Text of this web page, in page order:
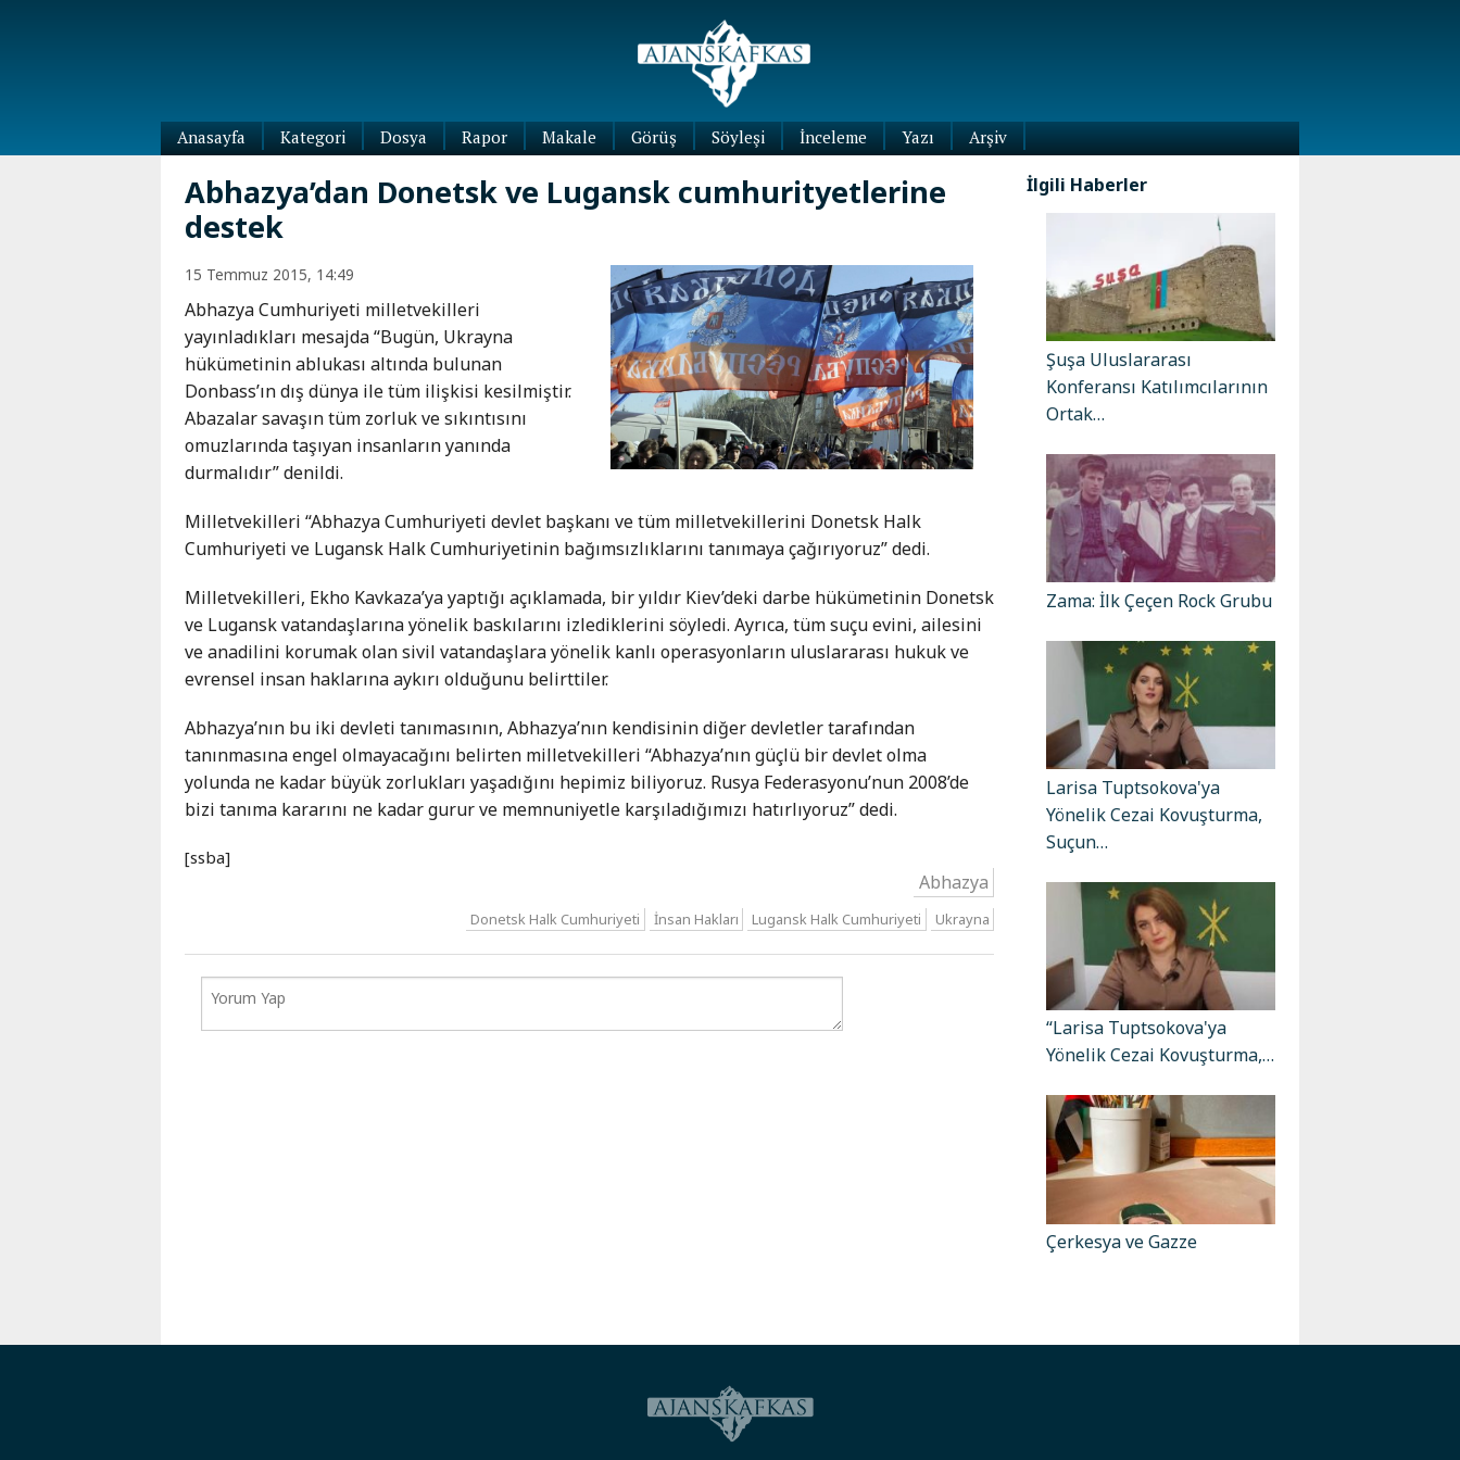
Anasayfa
Kategori
Dünya
Kafkasya
Adıgey
Çeçenya
Dağıstan
Güney
Osetya
İnguşetya
Kabardey-
Balkar
Çerkes
Krasnodar
Kray
Kuzey
Osetya
Stavropol
Ötesi
Azerbaycan
Ermenistan
Gürcistan
Dosya Rapor Makale Görüş Söyleşi İnceleme
Yazı
Yazıları
Arşiv
Abhazya’dan Donetsk ve Lugansk cumhurityetlerine
destek
15 Temmuz 2015, 14:49
Abhazya Cumhuriyeti milletvekilleri
yayınladıkları mesajda “Bugün, Ukrayna
hükümetinin ablukası altında bulunan
Donbass’ın dış dünya ile tüm ilişkisi kesilmiştir.
Abazalar savaşın tüm zorluk ve sıkıntısını
omuzlarında taşıyan insanların yanında
durmalıdır” denildi.
Milletvekilleri “Abhazya Cumhuriyeti devlet başkanı ve tüm milletvekillerini Donetsk Halk
Cumhuriyeti ve Lugansk Halk Cumhuriyetinin bağımsızlıklarını tanımaya çağırıyoruz” dedi.
Milletvekilleri, Ekho Kavkaza’ya yaptığı açıklamada, bir yıldır Kiev’deki darbe hükümetinin Donetsk
ve Lugansk vatandaşlarına yönelik baskılarını izlediklerini söyledi. Ayrıca, tüm suçu evini, ailesini
ve anadilini korumak olan sivil vatandaşlara yönelik kanlı operasyonların uluslararası hukuk ve
evrensel insan haklarına aykırı olduğunu belirttiler.
Abhazya’nın bu iki devleti tanımasının, Abhazya’nın kendisinin diğer devletler tarafından
tanınmasına engel olmayacağını belirten milletvekilleri “Abhazya’nın güçlü bir devlet olma
yolunda ne kadar büyük zorlukları yaşadığını hepimiz biliyoruz. Rusya Federasyonu’nun 2008’de
bizi tanıma kararını ne kadar gurur ve memnuniyetle karşıladığımızı hatırlıyoruz” dedi.
[ssba]
Abhazya
Donetsk Halk Cumhuriyeti İnsan Hakları Lugansk Halk Cumhuriyeti Ukrayna
İlgili Haberler
Şuşa Uluslararası
Konferansı Katılımcılarının
Ortak…
Zama: İlk Çeçen Rock Grubu
Larisa Tuptsokova'ya
Yönelik Cezai Kovuşturma,
Suçun…
“Larisa Tuptsokova'ya
Yönelik Cezai Kovuşturma,…
Çerkesya ve Gazze